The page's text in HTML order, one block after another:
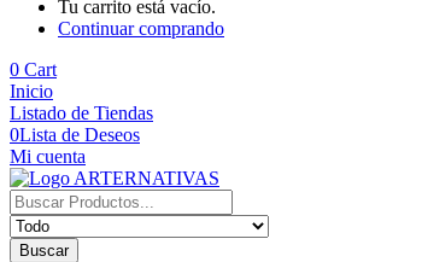
Tu carrito está vacío.
Continuar comprando
0 Cart
Inicio
Listado de Tiendas
0Lista de Deseos
Mi cuenta
Buscar